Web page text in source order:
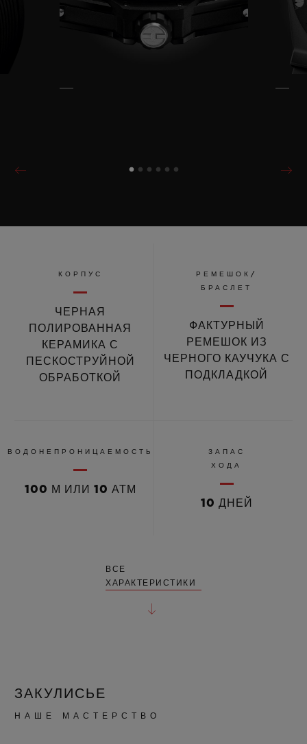
КОРПУС
ЧЕРНАЯ
ПОЛИРОВАННАЯ
КЕРАМИКА С
ПЕСКОСТРУЙНОЙ
ОБРАБОТКОЙ
РЕМЕШОК/
БРАСЛЕТ
ФАКТУРНЫЙ
РЕМЕШОК ИЗ
ЧЕРНОГО КАУЧУКА С
ПОДКЛАДКОЙ
ВОДОНЕПРОНИЦАЕМОСТЬ
100 М ИЛИ 10 АТМ
ЗАПАС
ХОДА
10 ДНЕЙ
ВСЕ
ХАРАКТЕРИСТИКИ
ЗАКУЛИСЬЕ
НАШЕ МАСТЕРСТВО